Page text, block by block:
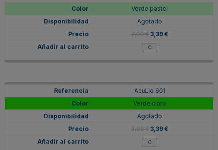
Verde pastel
Agotado
3,99 € 3,39 €
AcuLiq 601
Verde claro
Agotado
3,99 € 3,39 €